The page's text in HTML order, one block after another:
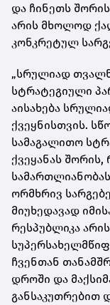
და ჩინეთს
არის მხოლოდ
კონკრეტულ
„სრულიად
სტრატეგიული
აისახება
ქვეყნისთვის.
სამაგალითო
ქვეყანას
ორმხრივ
მიუხედავად
რესპუბლიკა
ჩვენთან
დროში და
განსაკუთრებით